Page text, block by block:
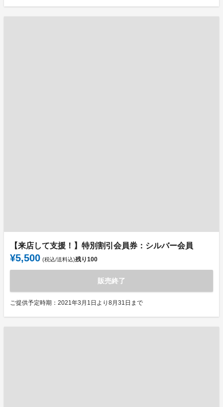
【来店して支援！】特別割引会員券：シルバー会員
¥5,500 (税込/送料込)残り100
販売終了
ご提供予定時期：2021年3月1日より8月31日まで